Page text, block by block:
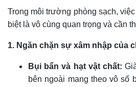
Trong môi trường phòng sạch,
biệt là vô cùng quan trọng và cần
1. Ngăn chặn sự xâm nhập của
Bụi bẩn và hạt vật chất:
bên ngoài mang theo vô số